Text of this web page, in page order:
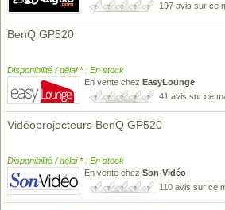
197 avis sur ce
BenQ GP520
Disponibilité / délai * : En stock
En vente chez EasyLounge
41 avis sur ce
Vidéoprojecteurs BenQ GP520
Disponibilité / délai * : En stock
En vente chez Son-Vidéo
110 avis sur ce